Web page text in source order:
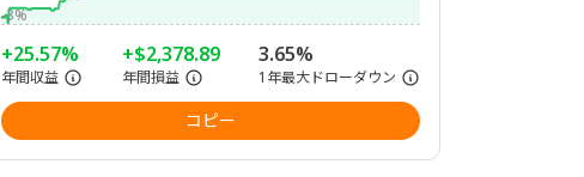
-3%
+25.57%
年間収益
+$2,378.89
年間損益
3.65%
1年最大ドローダウン
コピー